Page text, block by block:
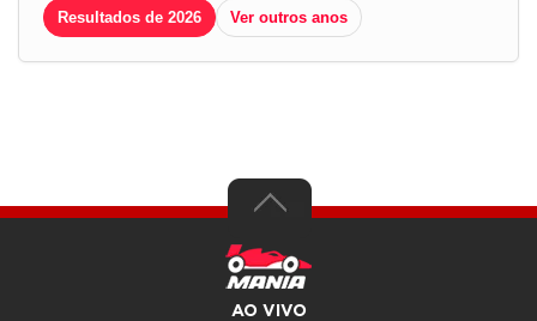
Resultados de 2026 Ver outros anos
AO VIVO